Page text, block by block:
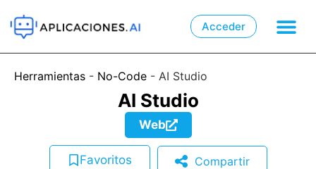
Acceder
Herramientas - No-Code - AI Studio
AI Studio
Web
Favoritos Compartir